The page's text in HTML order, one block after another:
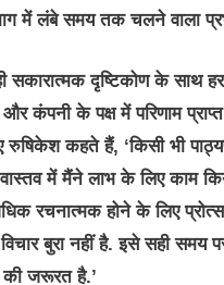
में लंबे समय तक चलने वाला
सकारात्मक दृष्टिकोण के साथ
कंपनी के पक्ष में परिणाम
रुषिकेश कहते हैं, ‘किसी भी
में मैंने लाभ के लिए काम
रचनात्मक होने के लिए
बुरा नहीं है. इसे सही समय
की जरूरत है.’